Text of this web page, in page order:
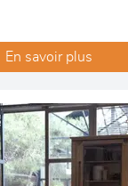
En savoir plus